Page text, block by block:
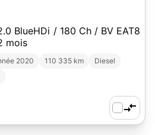
BlueHDi / 180 Ch / BV EAT8
mois
2020 110 335 km
Diesel